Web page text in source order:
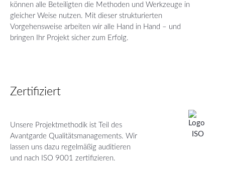
können alle Beteiligten die Methoden und Werkzeuge in
gleicher Weise nutzen. Mit dieser strukturierten
Vorgehensweise arbeiten wir alle Hand in Hand – und
bringen Ihr Projekt sicher zum Erfolg.
Zertifiziert
Unsere Projektmethodik ist Teil des
Avantgarde Qualitätsmanagements. Wir
lassen uns dazu regelmäßig auditieren
und nach ISO 9001 zertifizieren.